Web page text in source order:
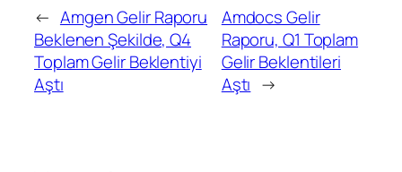
← Amgen Gelir Raporu
Beklenen Şekilde, Q4
Toplam Gelir Beklentiyi
Aştı
Amdocs Gelir
Raporu, Q1 Toplam
Gelir Beklentileri
Aştı →